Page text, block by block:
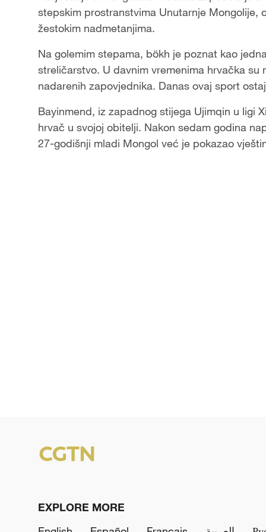
a
y
V
d
stepskim prostranstvima Unutarnje Mongolije,
žestokim nadmetanjima.
Na golemim stepama, bökh je poznat kao
streličarstvo. U davnim vremenima hrvačka
nadarenih zapovjednika. Danas ovaj sport
Bayinmend, iz zapadnog stijega Ujimqin u ligi
hrvač u svojoj obitelji. Nakon sedam godina
27-godišnji mladi Mongol već je pokazao
EXPLORE MORE